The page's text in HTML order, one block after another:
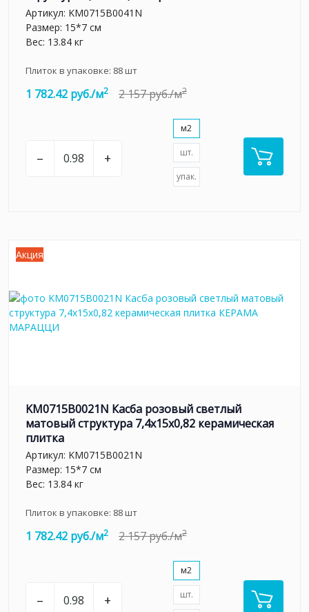
Артикул: KM0715B0041N
Размер: 15*7 см
Вес: 13.84 кг
Плиток в упаковке: 88шт
1 782.42 руб./м2 2 157 руб./м2
– +
м2
шт.
упак.
Акция
KM0715B0021N Касба розовый светлый
матовый структура 7,4x15x0,82 керамическая
плитка
Артикул: KM0715B0021N
Размер: 15*7 см
Вес: 13.84 кг
Плиток в упаковке: 88шт
1 782.42 руб./м2 2 157 руб./м2
– +
м2
шт.